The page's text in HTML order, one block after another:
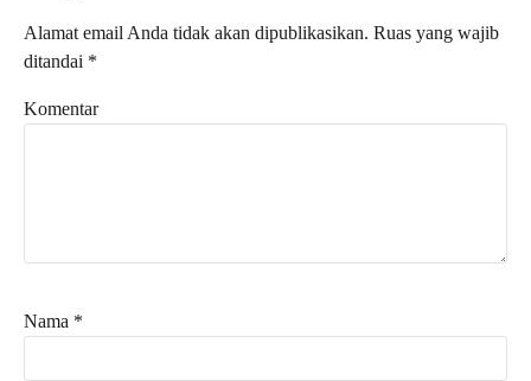
Alamat email Anda tidak akan dipublikasikan. Ruas yang wajib
ditandai *
Komentar
Nama *